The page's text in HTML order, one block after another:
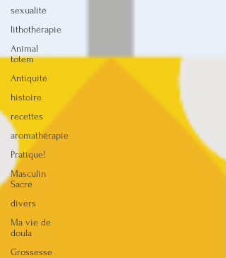
lucinedoula@
+32.472/ 72 64
sexualité
lithothérapie
Animal
totem
Antiquité
histoire
recettes
aromathérapie
Pratique!
Masculin
Sacré
divers
Ma vie de
doula
Grossesse